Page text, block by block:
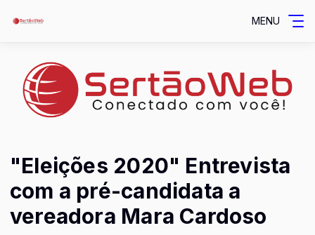
MENU
"Eleições 2020" Entrevista
com a pré-candidata a
vereadora Mara Cardoso